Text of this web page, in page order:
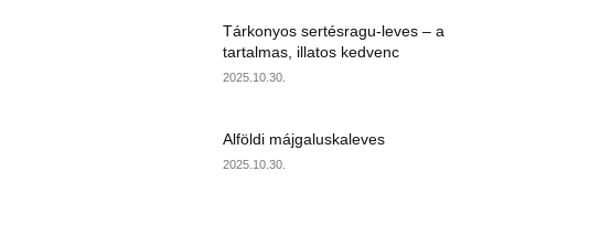
Tárkonyos sertésragu-leves – a
tartalmas, illatos kedvenc
2025.10.30.
Alföldi májgaluskaleves
2025.10.30.